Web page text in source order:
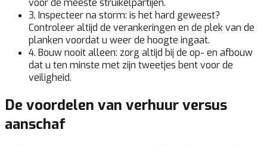
voor de meeste struikelpartijen.
3. Inspecteer na storm: is het hard geweest?
Controleer altijd de verankeringen en de plek van de
planken voordat u weer de hoogte ingaat.
4. Bouw nooit alleen: zorg altijd bij de op- en afbouw
dat u ten minste met zijn tweetjes bent voor de
veiligheid.
De voordelen van verhuur versus
aanschaf